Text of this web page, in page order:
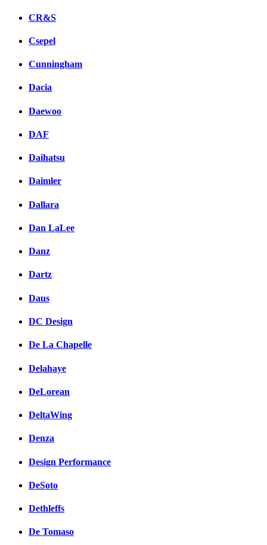
CR&S
Csepel
Cunningham
Dacia
Daewoo
DAF
Daihatsu
Daimler
Dallara
Dan LaLee
Danz
Dartz
Daus
DC Design
De La Chapelle
Delahaye
DeLorean
DeltaWing
Denza
Design Performance
DeSoto
Dethleffs
De Tomaso